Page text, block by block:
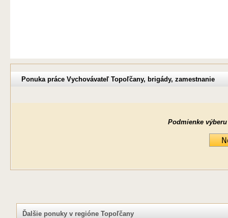
Ponuka práce Vychovávateľ Topoľčany, brigády, zamestnanie
Podmienke výberu
Ďalšie ponuky v regióne Topoľčany